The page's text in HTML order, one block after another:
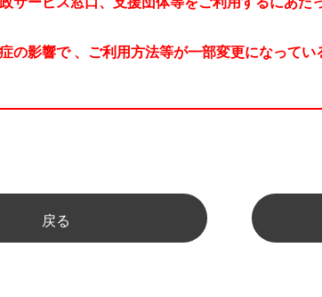
の影響で 、ご利用方法等が一部変更になって
戻る